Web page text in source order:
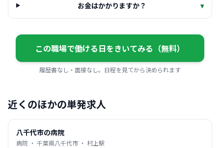
お金はかかりますか？ ▾
この職場で働ける日をきいてみる（無料）
履歴書なし・面接なし。日程を見てから決められます
近くのほかの単発求人
八千代市の病院
病院 ・ 千葉県八千代市 ・ 村上駅